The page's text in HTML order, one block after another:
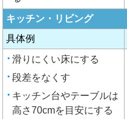
キッチン・リビング
具体例
滑りにくい床にする
段差をなくす
キッチン台やテーブルは
高さ70cmを目安にする